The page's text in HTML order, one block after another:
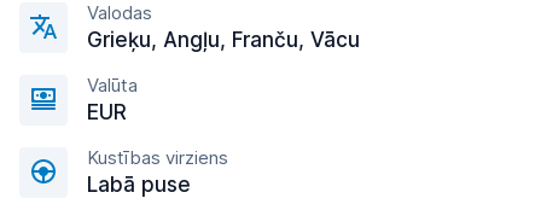
Valodas
Grieķu, Angļu, Franču, Vācu
Valūta
EUR
Kustības virziens
Labā puse